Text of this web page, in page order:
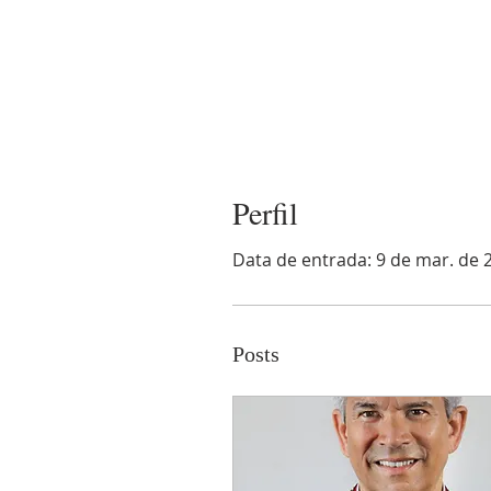
Perfil
Data de entrada: 9 de mar. de
Posts